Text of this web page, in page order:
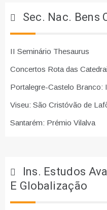
Sec. Nac. Bens
II Seminário Thesaurus
Concertos Rota das
Portalegre-Castelo Branco:
Viseu: São Cristóvão de
Santarém: Prémio Vilalva
Ins. Estudos
E Globalização